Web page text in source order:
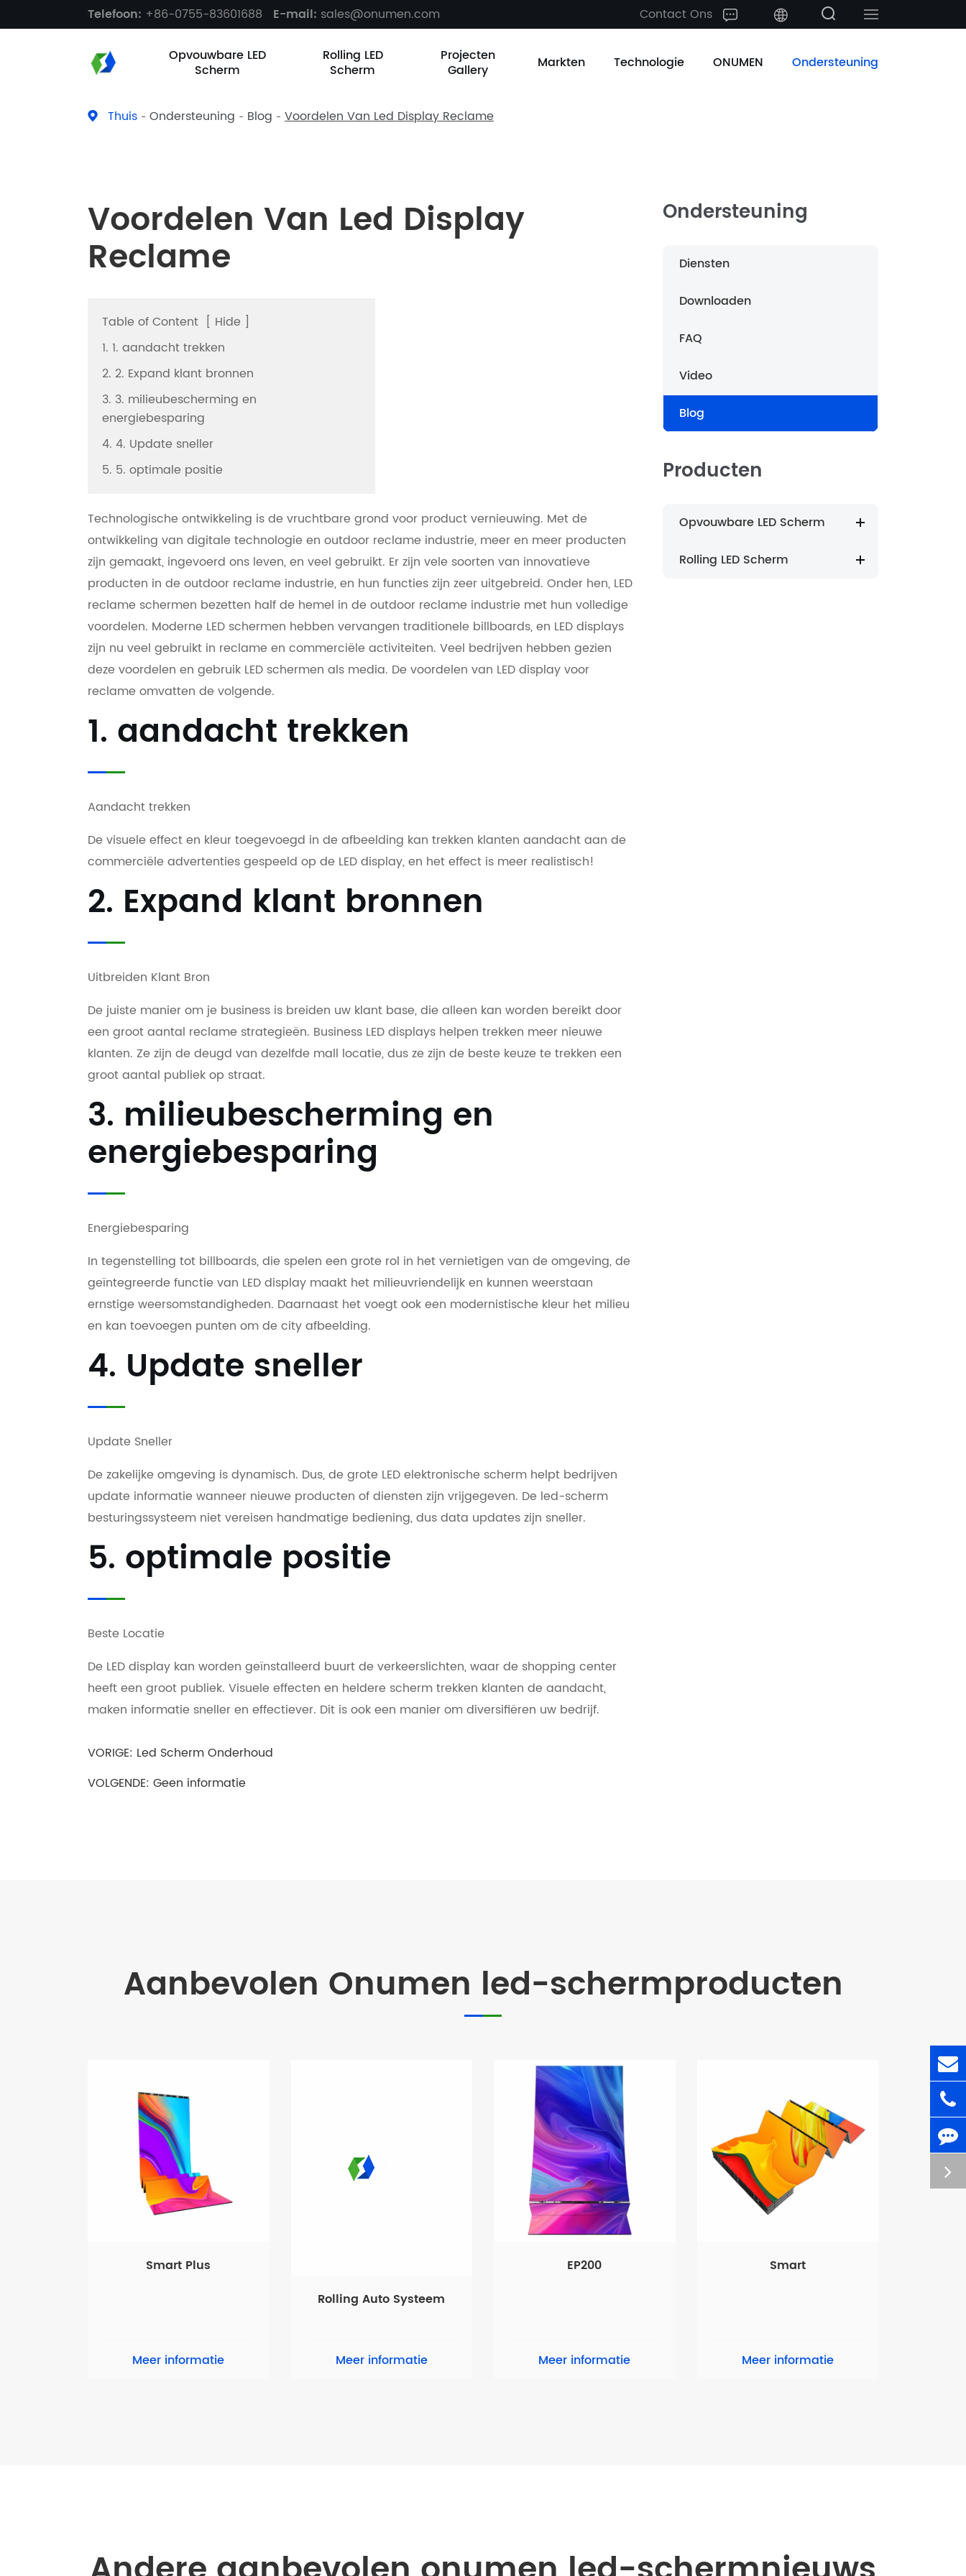
Telefoon: +86-0755-83601688 E-mail: sales@onumen.com
Contact Ons
Español
русский
português
العربية
Nederland
Opvouwbare LED
Scherm
Rolling LED
Scherm
Projecten
Gallery
Markten Technologie ONUMEN Ondersteuning
Thuis Ondersteuning Blog Voordelen Van Led Display Reclame
Voordelen Van Led Display
Reclame
Table of Content [ Hide ]
1. 1. aandacht trekken
2. 2. Expand klant bronnen
3. 3. milieubescherming en
energiebesparing
4. 4. Update sneller
5. 5. optimale positie
Technologische ontwikkeling is de vruchtbare grond voor product vernieuwing. Met de
ontwikkeling van digitale technologie en outdoor reclame industrie, meer en meer producten
zijn gemaakt, ingevoerd ons leven, en veel gebruikt. Er zijn vele soorten van innovatieve
producten in de outdoor reclame industrie, en hun functies zijn zeer uitgebreid. Onder hen, LED
reclame schermen bezetten half de hemel in de outdoor reclame industrie met hun volledige
voordelen. Moderne LED schermen hebben vervangen traditionele billboards, en LED displays
zijn nu veel gebruikt in reclame en commerciële activiteiten. Veel bedrijven hebben gezien
deze voordelen en gebruik LED schermen als media. De voordelen van LED display voor
reclame omvatten de volgende.
1. aandacht trekken
Aandacht trekken
De visuele effect en kleur toegevoegd in de afbeelding kan trekken klanten aandacht aan de
commerciële advertenties gespeeld op de LED display, en het effect is meer realistisch!
2. Expand klant bronnen
Uitbreiden Klant Bron
De juiste manier om je business is breiden uw klant base, die alleen kan worden bereikt door
een groot aantal reclame strategieën. Business LED displays helpen trekken meer nieuwe
klanten. Ze zijn de deugd van dezelfde mall locatie, dus ze zijn de beste keuze te trekken een
groot aantal publiek op straat.
3. milieubescherming en
energiebesparing
Energiebesparing
In tegenstelling tot billboards, die spelen een grote rol in het vernietigen van de omgeving, de
geïntegreerde functie van LED display maakt het milieuvriendelijk en kunnen weerstaan
ernstige weersomstandigheden. Daarnaast het voegt ook een modernistische kleur het milieu
en kan toevoegen punten om de city afbeelding.
4. Update sneller
Update Sneller
De zakelijke omgeving is dynamisch. Dus, de grote LED elektronische scherm helpt bedrijven
update informatie wanneer nieuwe producten of diensten zijn vrijgegeven. De led-scherm
besturingssysteem niet vereisen handmatige bediening, dus data updates zijn sneller.
5. optimale positie
Beste Locatie
De LED display kan worden geïnstalleerd buurt de verkeerslichten, waar de shopping center
heeft een groot publiek. Visuele effecten en heldere scherm trekken klanten de aandacht,
maken informatie sneller en effectiever. Dit is ook een manier om diversifiëren uw bedrijf.
VORIGE: Led Scherm Onderhoud
VOLGENDE: Geen informatie
Ondersteuning
Diensten
Downloaden
FAQ
Video
Blog
Producten
Opvouwbare LED Scherm
Rolling LED Scherm
Aanbevolen Onumen led-schermproducten
Smart Plus
Meer informatie
Rolling Auto Systeem
Meer informatie
EP200
Meer informatie
Smart
Meer informatie